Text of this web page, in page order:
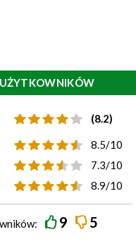
(8.2)
8.5/10
7.3/10
8.9/10
9 5